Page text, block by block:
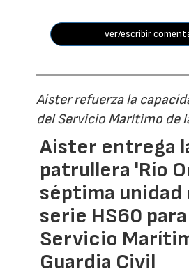
ver/escribir
Aister refuerza la
del Servicio Marítimo de
Aister entrega
patrullera 'Río
séptima unidad
serie HS60
Servicio
Guardia Civil